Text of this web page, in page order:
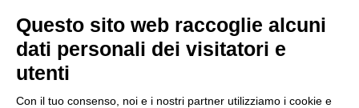
Questo sito web raccoglie alcuni
dati personali dei visitatori e
utenti
Con il tuo consenso, noi e i nostri partner utilizziamo i cookie e